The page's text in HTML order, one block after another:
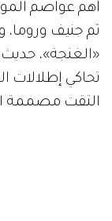
أهم عواصم
ثم جنيف
«الغنجة»، حديث
تحاكي إطلالات
التقت مصممة